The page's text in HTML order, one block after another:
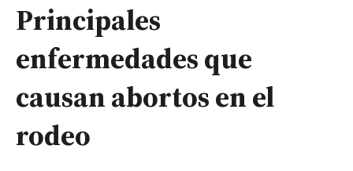
Principales
enfermedades que
causan abortos en el
rodeo